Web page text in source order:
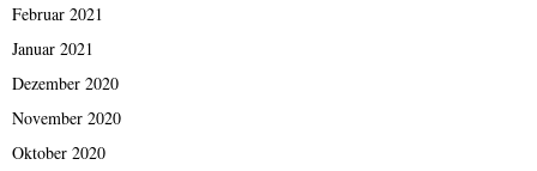
Februar 2021
Januar 2021
Dezember 2020
November 2020
Oktober 2020